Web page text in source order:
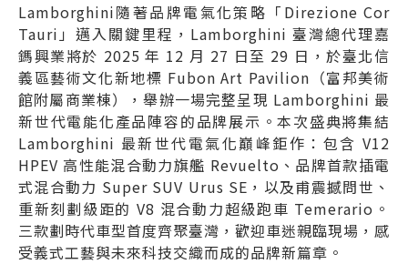
Lamborghini隨著品牌電氣化策略「Direzione Cor
Tauri」邁入關鍵里程，Lamborghini 臺灣總代理嘉
鎷興業將於 2025 年 12 月 27 日至 29 日，於臺北信
義區藝術文化新地標 Fubon Art Pavilion（富邦美術
館附屬商業棟），舉辦一場完整呈現 Lamborghini 最
新世代電能化產品陣容的品牌展示。本次盛典將集結
Lamborghini 最新世代電氣化巔峰鉅作：包含 V12
HPEV 高性能混合動力旗艦 Revuelto、品牌首款插電
式混合動力 Super SUV Urus SE，以及甫震撼問世、
重新刻劃級距的 V8 混合動力超級跑車 Temerario。
三款劃時代車型首度齊聚臺灣，歡迎車迷親臨現場，感
受義式工藝與未來科技交織而成的品牌新篇章。